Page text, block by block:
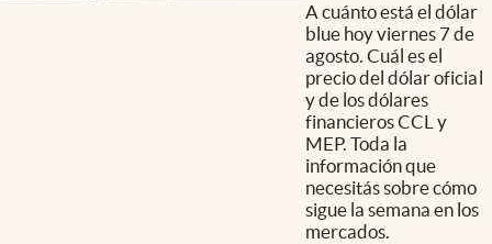
A cuánto está el dólar
blue hoy viernes 7 de
agosto. Cuál es el
precio del dólar oficial
y de los dólares
financieros CCL y
MEP. Toda la
información que
necesitás sobre cómo
sigue la semana en los
mercados.